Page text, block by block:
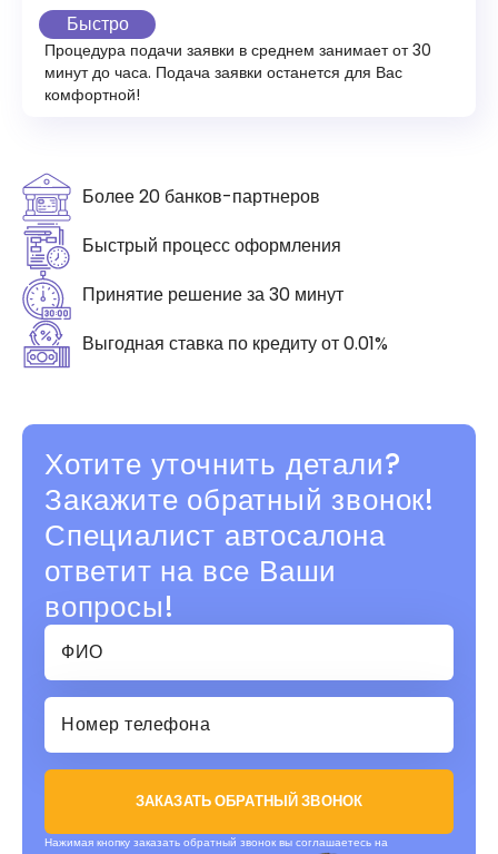
Быстро
Процедура подачи заявки в среднем занимает от 30
минут до часа. Подача заявки останется для Вас
комфортной!
Более 20 банков-партнеров
Быстрый процесс оформления
Принятие решение за 30 минут
Выгодная ставка по кредиту от 0.01%
Хотите уточнить детали?
Закажите обратный звонок!
Специалист автосалона
ответит на все Ваши
вопросы!
ЗАКАЗАТЬ ОБРАТНЫЙ ЗВОНОК
Нажимая кнопку заказать обратный звонок вы соглашаетесь на